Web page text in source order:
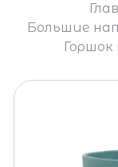
Большие
Горшок